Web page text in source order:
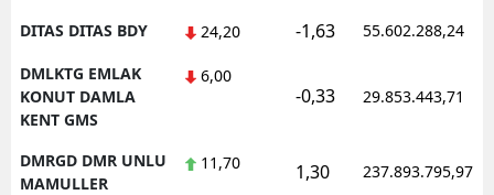
DITAS DITAS BDY 24,20 -1,63 55.602.288,24
DMLKTG EMLAK
KONUT DAMLA
KENT GMS
6,00
-0,33 29.853.443,71
DMRGD DMR UNLU
MAMULLER
11,70 1,30 237.893.795,97